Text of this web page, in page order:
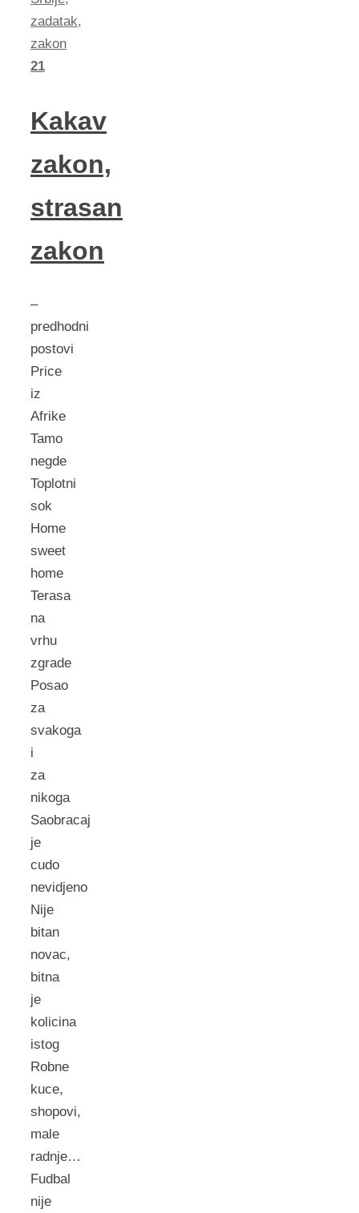
zadatak,
zakon
21
Kakav
zakon,
strasan
zakon
–
predhodni
postovi
Price
iz
Afrike
Tamo
negde
Toplotni
sok
Home
sweet
home
Terasa
na
vrhu
zgrade
Posao
za
svakoga
i
za
nikoga
Saobracaj
je
cudo
nevidjeno
Nije
bitan
novac,
bitna
je
kolicina
istog
Robne
kuce,
shopovi,
male
radnje…
Fudbal
nije